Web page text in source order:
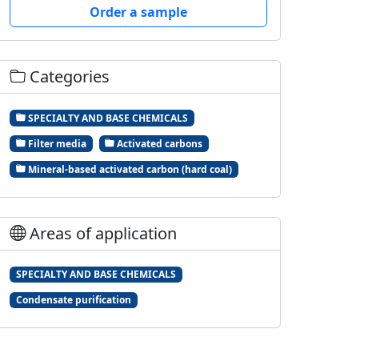
Order a sample
Categories
SPECIALTY AND BASE CHEMICALS
Filter media
Activated carbons
Mineral-based activated carbon (hard coal)
Areas of application
SPECIALTY AND BASE CHEMICALS
Condensate purification